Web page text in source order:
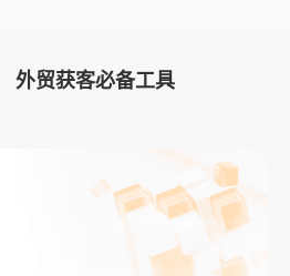
外贸获客必备工具